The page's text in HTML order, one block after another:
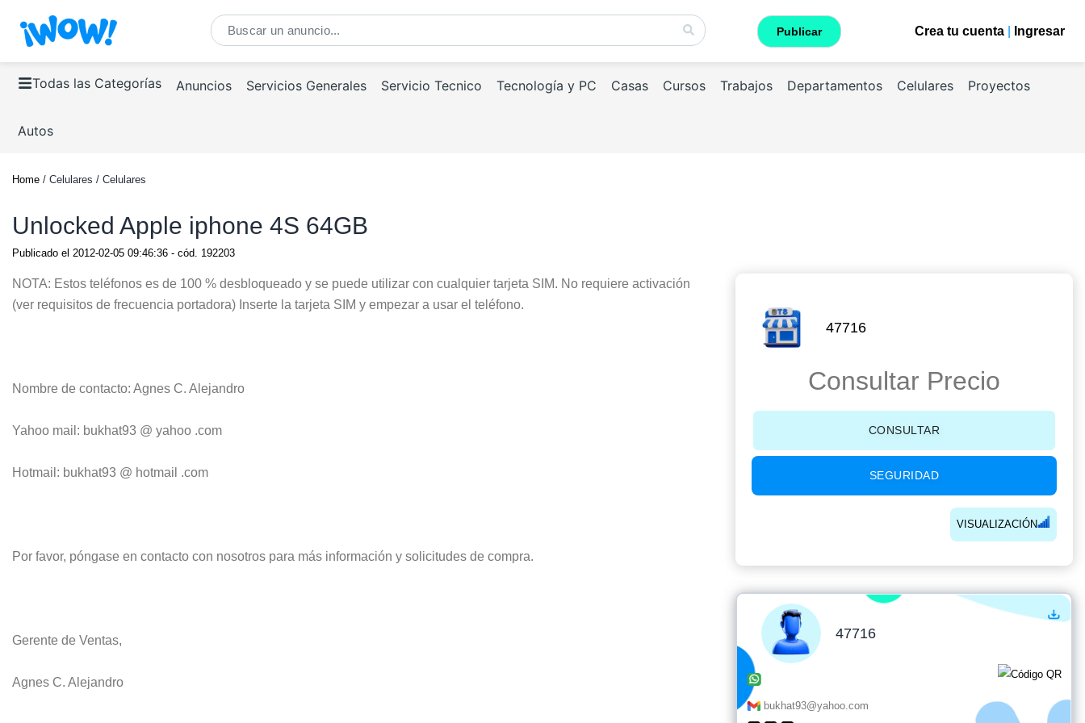
Publicar Crea tu cuenta| Ingresar
Todas las Categorías Anuncios Servicios Generales Servicio Tecnico Tecnología y PC Casas Cursos Trabajos Departamentos Celulares Proyectos
Autos
Home / Celulares / Celulares
Unlocked Apple iphone 4S 64GB
Publicado el 2012-02-05 09:46:36 - cód. 192203
NOTA: Estos teléfonos es de 100 % desbloqueado y se puede utilizar con cualquier tarjeta SIM. No requiere activación
(ver requisitos de frecuencia portadora) Inserte la tarjeta SIM y empezar a usar el teléfono.
Nombre de contacto: Agnes C. Alejandro
Yahoo mail: bukhat93 @ yahoo .com
Hotmail: bukhat93 @ hotmail .com
Por favor, póngase en contacto con nosotros para más información y solicitudes de compra.
Gerente de Ventas,
Agnes C. Alejandro
47716
Consultar Precio
CONSULTAR
SEGURIDAD
VISUALIZACIÓN
47716
bukhat93@yahoo.com